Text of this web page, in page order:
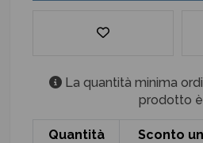
La quantità minima
prodotto
Quantità Sconto